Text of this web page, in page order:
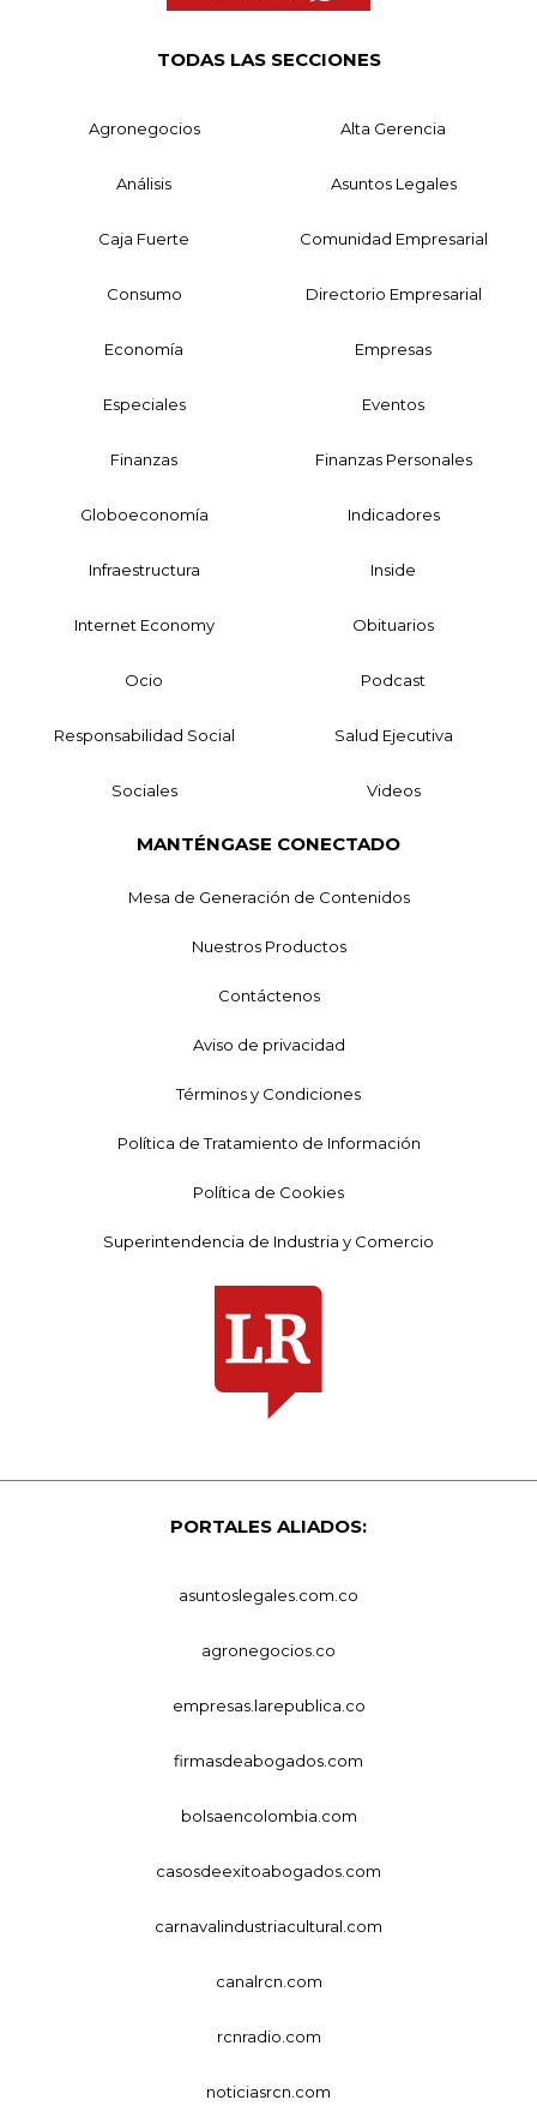
TODAS LAS SECCIONES
Agronegocios Alta Gerencia
Análisis Asuntos Legales
Caja Fuerte Comunidad Empresarial
Consumo Directorio Empresarial
Economía Empresas
Especiales Eventos
Finanzas Finanzas Personales
Globoeconomía Indicadores
Infraestructura Inside
Internet Economy Obituarios
Ocio Podcast
Responsabilidad Social Salud Ejecutiva
Sociales Videos
MANTÉNGASE CONECTADO
Mesa de Generación de Contenidos
Nuestros Productos
Contáctenos
Aviso de privacidad
Términos y Condiciones
Política de Tratamiento de Información
Política de Cookies
Superintendencia de Industria y Comercio
PORTALES ALIADOS:
asuntoslegales.com.co
agronegocios.co
empresas.larepublica.co
firmasdeabogados.com
bolsaencolombia.com
casosdeexitoabogados.com
carnavalindustriacultural.com
canalrcn.com
rcnradio.com
noticiasrcn.com